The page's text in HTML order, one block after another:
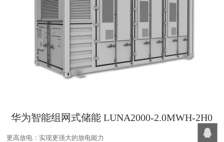
华为智能组网式储能 LUNA2000-2.0MWH-2H0
更高放电：实现更强大的放电能力